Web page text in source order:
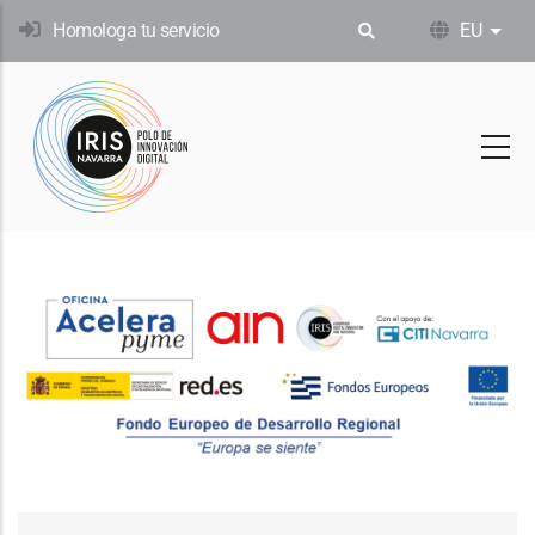
Skip
content
Homologa tu servicio EU